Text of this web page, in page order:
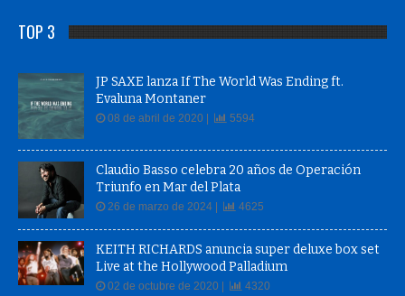
TOP 3
JP SAXE lanza If The World Was Ending ft.
Evaluna Montaner
08 de abril de 2020 | 5594
Claudio Basso celebra 20 años de Operación
Triunfo en Mar del Plata
26 de marzo de 2024 | 4625
KEITH RICHARDS anuncia super deluxe box set
Live at the Hollywood Palladium
02 de octubre de 2020 | 4320